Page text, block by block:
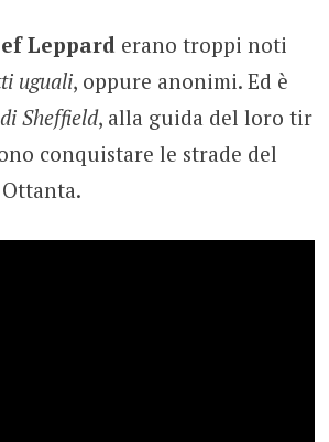
Leppard erano troppi noti
uguali, oppure anonimi. Ed è
Sheffield, alla guida del loro tir
conquistare le strade del